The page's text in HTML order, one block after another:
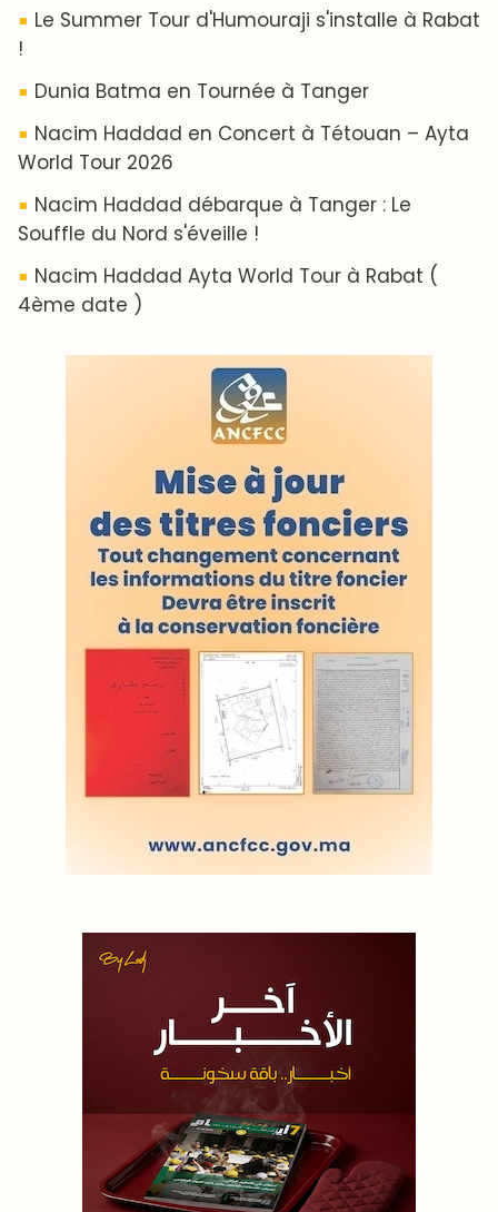
Le Summer Tour d'Humouraji s'installe à Rabat
!
Dunia Batma en Tournée à Tanger
Nacim Haddad en Concert à Tétouan – Ayta
World Tour 2026
Nacim Haddad débarque à Tanger : Le
Souffle du Nord s'éveille !
Nacim Haddad Ayta World Tour à Rabat (
4ème date )